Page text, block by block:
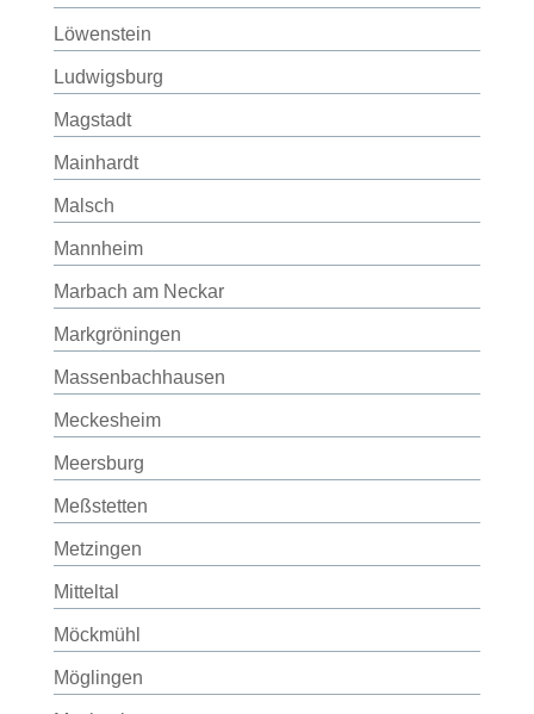
Löwenstein
Ludwigsburg
Magstadt
Mainhardt
Malsch
Mannheim
Marbach am Neckar
Markgröningen
Massenbachhausen
Meckesheim
Meersburg
Meßstetten
Metzingen
Mitteltal
Möckmühl
Möglingen